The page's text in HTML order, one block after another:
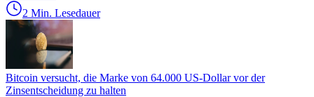
2 Min. Lesedauer
Bitcoin versucht, die Marke von 64.000 US-Dollar vor der
Zinsentscheidung zu halten